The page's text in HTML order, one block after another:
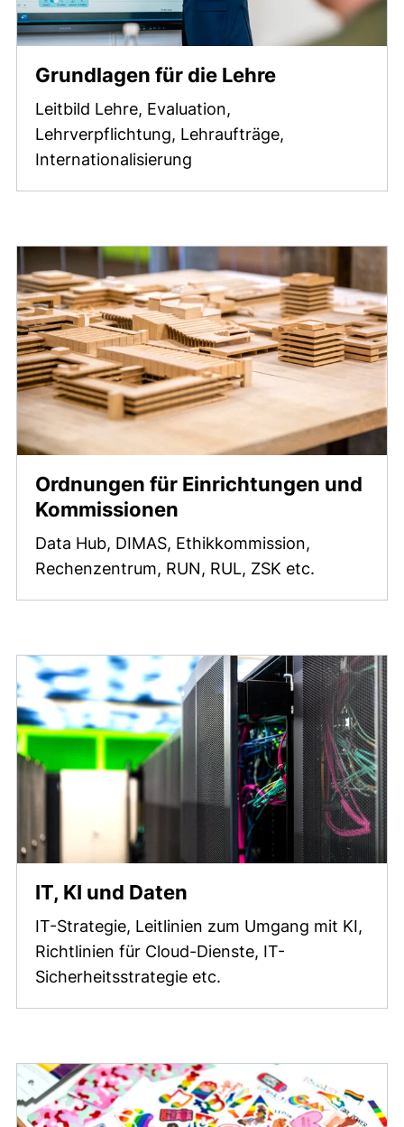
Grundlagen für die Lehre
Leitbild Lehre, Evaluation,
Lehrverpflichtung, Lehraufträge,
Internationalisierung
Ordnungen für Einrichtungen und
Kommissionen
Data Hub, DIMAS, Ethikkommission,
Rechenzentrum, RUN, RUL, ZSK etc.
IT, KI und Daten
IT-Strategie, Leitlinien zum Umgang mit KI,
Richtlinien für Cloud-Dienste, IT-
Sicherheitsstrategie etc.